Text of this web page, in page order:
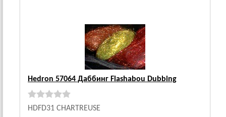
Hedron 57064 Даббинг Flashabou Dubbing
HDFD31 CHARTREUSE